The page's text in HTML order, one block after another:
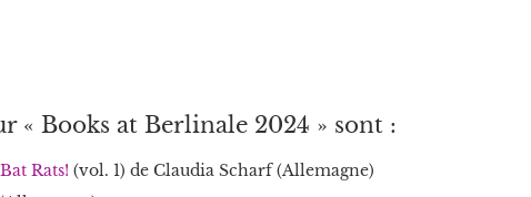
« Books at Berlinale 2024 » sont :
Rats! (vol. 1) de Claudia Scharf (Allemagne)